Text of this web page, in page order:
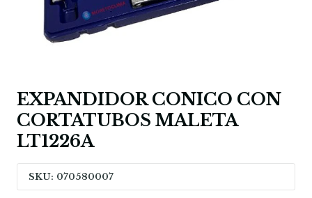
EXPANDIDOR CONICO CON
CORTATUBOS MALETA
LT1226A
SKU: 070580007